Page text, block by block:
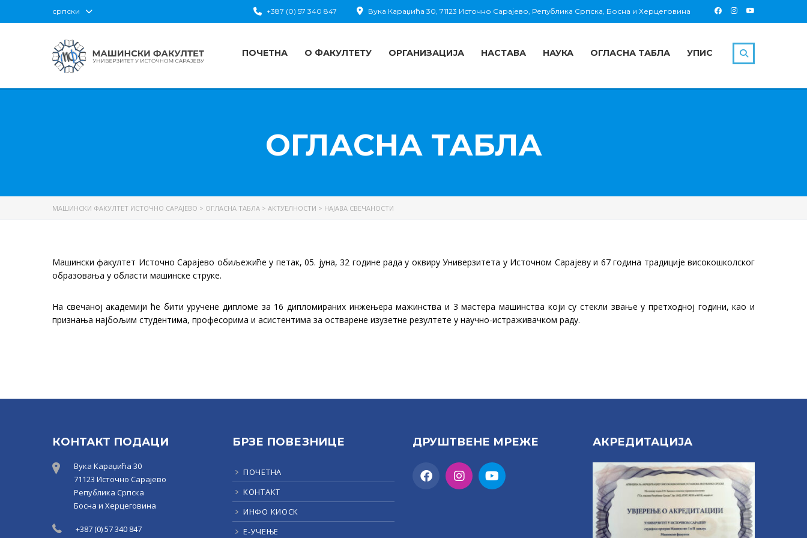
српски Вука Караџића 30, 71123 Источно Сарајево, Република Српска, Босна и Херцеговина
+387 (0) 57 340 847
ПОЧЕТНА О ФАКУЛТЕТУ ОРГАНИЗАЦИЈА НАСТАВА НАУКА ОГЛАСНА ТАБЛА УПИС
ОГЛАСНА ТАБЛА
МАШИНСКИ ФАКУЛТЕТ ИСТОЧНО САРАЈЕВО > ОГЛАСНА ТАБЛА > АКТУЕЛНОСТИ > НАЈАВА СВЕЧАНОСТИ
Машински факултет Источно Сарајево обиљежиће у петак, 05. јуна, 32 године рада у оквиру Универзитета у Источном Сарајеву и 67 година традиције високошколског
образовања у области машинске струке.
На свечаној академији ће бити уручене дипломе за 16 дипломираних инжењера мажинства и 3 мастера машинства који су стекли звање у претходној години, као и
признања најбољим студентима, професорима и асистентима за остварене изузетне резултетe у научно-истраживачком раду.
КОНТАКТ ПОДАЦИ
Вука Караџића 30
71123 Источно Сарајево
Република Српска
Босна и Херцеговина
+387 (0) 57 340 847
БРЗЕ ПОВЕЗНИЦЕ
ПОЧЕТНА
КОНТАКТ
ИНФО КИОСК
Е-УЧЕЊЕ
ДРУШТВЕНЕ МРЕЖЕ АКРЕДИТАЦИЈА